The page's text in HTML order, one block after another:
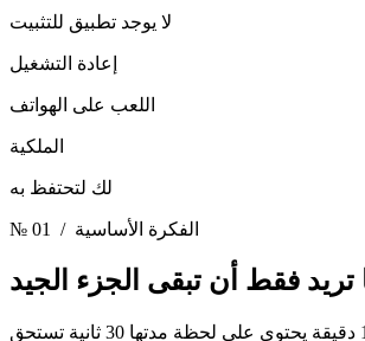
لا يوجد تطبيق للتثبيت
إعادة التشغيل
اللعب على الهواتف
الملكية
لك لتحتفظ به
№ 01 / الفكرة الأساسية
تريد فقط أن تبقى الجزء الجيد
فيديو مدته 12 دقيقة يحتوي على لحظة مدتها 30 ثانية تستحق